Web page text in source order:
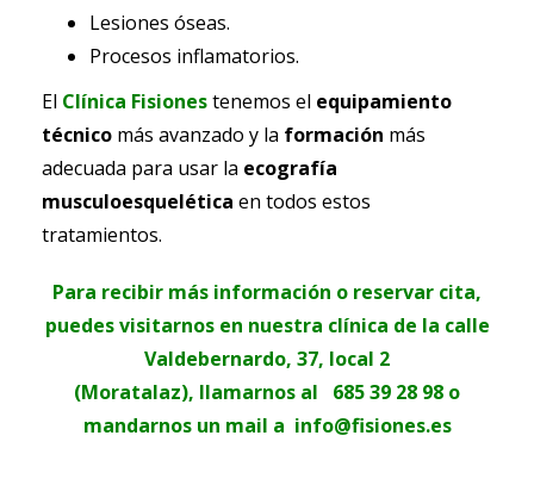
Lesiones óseas.
Procesos inflamatorios.
El Clínica Fisionestenemos el equipamiento
técnico más avanzado y la formación más
adecuada para usar la ecografía
musculoesquelética en todos estos
tratamientos.
Para recibir más información o reservar cita,
puedes visitarnos en nuestra clínica de la calle
Valdebernardo, 37, local 2
(Moratalaz), llamarnos al
685 39 28 98 o
mandarnos un mail a info@fisiones.es